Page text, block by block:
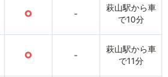
○ -
萩山駅から車
で10分
○ -
萩山駅から車
で11分